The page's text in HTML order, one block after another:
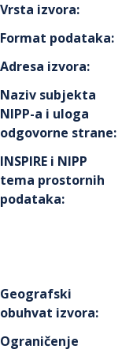
Vrsta izvora:
Format podataka:
Adresa izvora:
Naziv subjekta
NIPP-a i uloga
odgovorne strane:
INSPIRE i NIPP
tema prostornih
podataka:
Geografski
obuhvat izvora:
Ograničenje